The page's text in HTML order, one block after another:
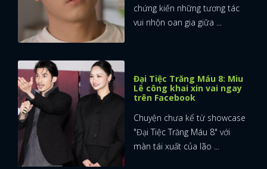
chứng kiến những tương tác
vui nhộn oan gia giữa ...
Đại Tiệc Trăng Máu 8: Miu
Lê công khai xin vai ngay
trên Facebook
Chuyện chưa kể từ showcase
"Đại Tiệc Trăng Máu 8" với
màn tái xuất của lão ...